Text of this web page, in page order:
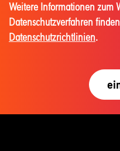
Weitere Informationen zum
Datenschutzverfahren
Datenschutzrichtlinien.